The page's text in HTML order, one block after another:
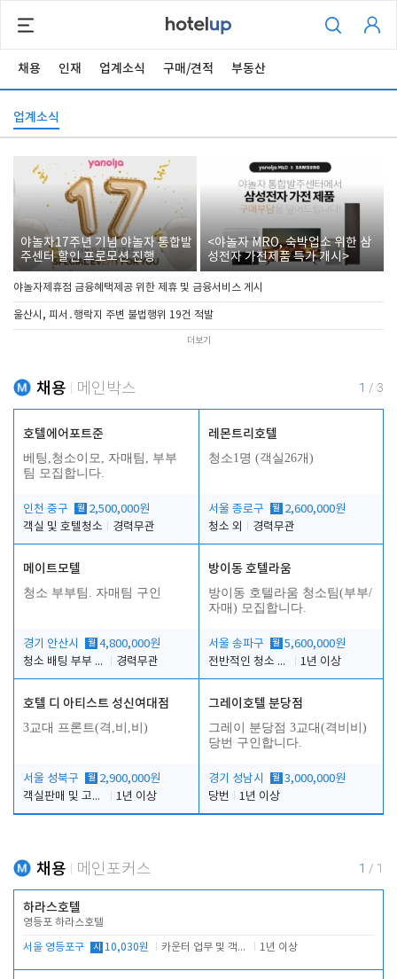
채용 인재 업계소식 구매/견적 부동산
업계소식
야놀자17주년 기념 야놀자 통합발
주센터 할인 프로모션 진행
<야놀자 MRO, 숙박업소 위한 삼
성전자 가전제품 특가 개시>
야놀자제휴점 금융혜택제공 위한 제휴 및 금융서비스 게시
울산시, 피서․행락지 주변 불법행위 19건 적발
더보기
채용 메인박스 1 / 3
호텔에어포트준
베팅,청소이모, 자매팀, 부부
팀 모집합니다.
인천 중구 월 2,500,000원
객실 및 호텔청소
경력무관
레몬트리호텔
청소1명 (객실26개)
서울 종로구 월 2,600,000원
청소 외
경력무관
메이트모텔
청소 부부팀. 자매팀 구인
경기 안산시 월 4,800,000원
청소 배팅 부부 구합니다
경력무관
방이동 호텔라움
방이동 호텔라움 청소팀(부부/
자매) 모집합니다.
서울 송파구 월 5,600,000원
전반적인 청소 업무(객실청소.객실정리)
1년 이상
호텔 디 아티스트 성신여대점
3교대 프론트(격,비,비)
서울 성북구 월 2,900,000원
객실판매 및 고객응대
1년 이상
그레이호텔 분당점
그레이 분당점 3교대(격비비)
당번 구인합니다.
경기 성남시 월 3,000,000원
당번
1년 이상
채용 메인포커스 1 / 1
하라스호텔
영등포 하라스호텔
서울 영등포구 시 10,030원 카운터 업무 및 객실관리(청소상태 확인, 객실판매) 1년 이상